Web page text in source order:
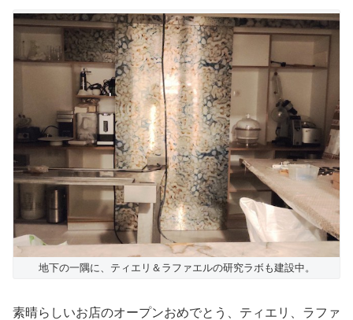
地下の一隅に、ティエリ＆ラファエルの研究ラボも建設中。
素晴らしいお店のオープンおめでとう、ティエリ、ラファ